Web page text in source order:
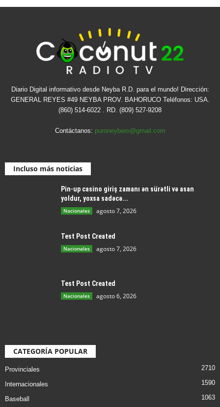
Diario Digital informativo desde Neyba R.D. para el mundo! Dirección:
GENERAL REYES #49 NEYBA PROV. BAHORUCO Teléfonos: USA.
(860) 514-6022 . RD. (809) 527-9208
Contáctanos: puroneybero@gmail.com
Incluso más noticias
Pin-up casino giriş zamanı ən sürətli və asan
yoldur, yoxsa sadəcə...
Nacionales agosto 7, 2026
Test Post Created
Nacionales agosto 7, 2026
Test Post Created
Nacionales agosto 6, 2026
CATEGORÍA POPULAR
Provinciales 2710
Internacionales 1590
Baseball 1063